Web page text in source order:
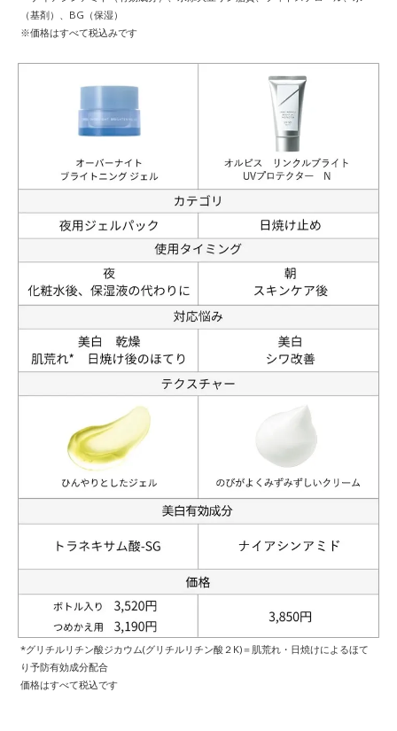
（基剤）、BG（保湿）
※価格はすべて税込みです
*グリチルリチン酸ジカウム(グリチルリチン酸２K)＝肌荒れ・日焼けによるほて
り予防有効成分配合
価格はすべて税込です